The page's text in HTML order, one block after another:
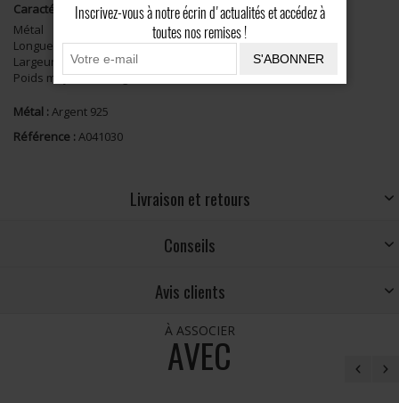
Caractéristiques
Métal
Argent 925
Longueur
55mm
Largeur
18mm
Poids moyen
8,9g
Métal : Argent 925
Référence : A041030
Livraison et retours
Conseils
Avis clients
À ASSOCIER
AVEC
Inscrivez-vous à notre écrin d'actualités et accédez à
toutes nos remises !
S'ABONNER